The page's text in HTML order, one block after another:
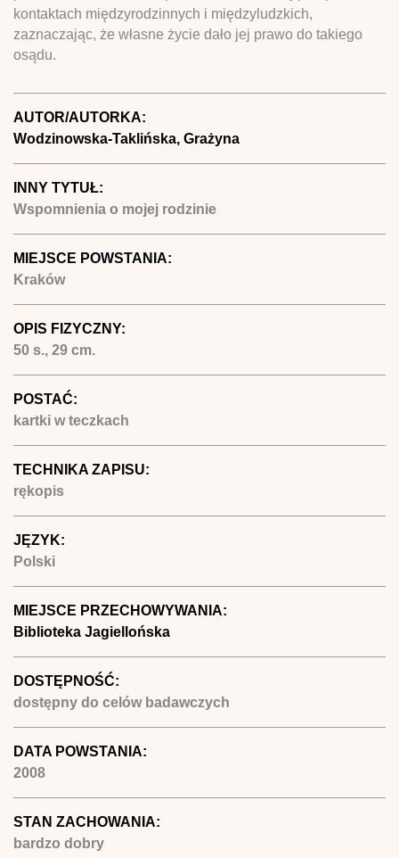
kontaktach międzyrodzinnych i międzyludzkich,
zaznaczając, że własne życie dało jej prawo do takiego
osądu.
AUTOR/AUTORKA:
Wodzinowska-Taklińska, Grażyna
INNY TYTUŁ:
Wspomnienia o mojej rodzinie
MIEJSCE POWSTANIA:
Kraków
OPIS FIZYCZNY:
50 s., 29 cm.
POSTAĆ:
kartki w teczkach
TECHNIKA ZAPISU:
rękopis
JĘZYK:
Polski
MIEJSCE PRZECHOWYWANIA:
Biblioteka Jagiellońska
DOSTĘPNOŚĆ:
dostępny do celów badawczych
DATA POWSTANIA:
2008
STAN ZACHOWANIA:
bardzo dobry